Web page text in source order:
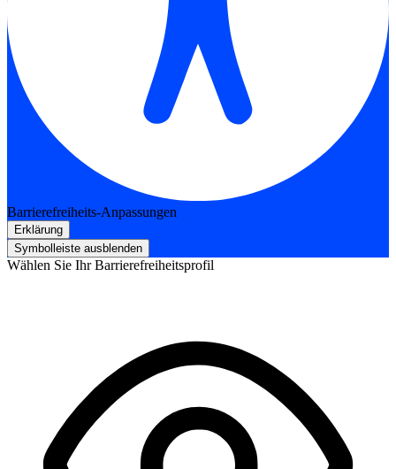
Barrierefreiheits-Anpassungen
Erklärung
Symbolleiste ausblenden
Wählen Sie Ihr Barrierefreiheitsprofil